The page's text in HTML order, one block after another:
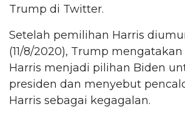
Trump di Twitter.
Setelah pemilihan Harris
(11/8/2020), Trump
Harris menjadi pilihan Biden
presiden dan menyebut
Harris sebagai kegagalan.